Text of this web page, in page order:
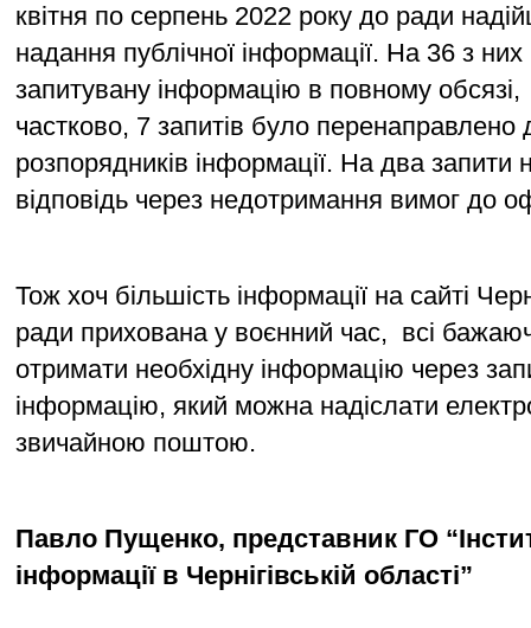
квітня по серпень 2022 року до ради
надання публічної інформації. На 36 з
запитувану інформацію в повному обсязі,
частково, 7 запитів було перенаправлено
розпорядників інформації. На два запити
відповідь через недотримання вимог до
Тож хоч більшість інформації на сайті
ради прихована у воєнний час,  всі
отримати необхідну інформацію через
інформацію, який можна надіслати
звичайною поштою.
Павло Пущенко, представник ГО
інформації в Чернігівській області”